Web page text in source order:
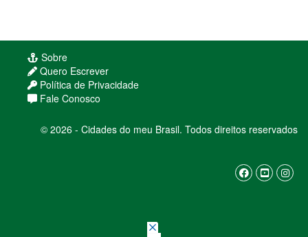
Sobre
Quero Escrever
Política de Privacidade
Fale Conosco
© 2026 - Cidades do meu Brasil. Todos direitos reservados